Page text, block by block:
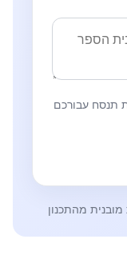
תנסח עבורכם
מובנית מהתכנון